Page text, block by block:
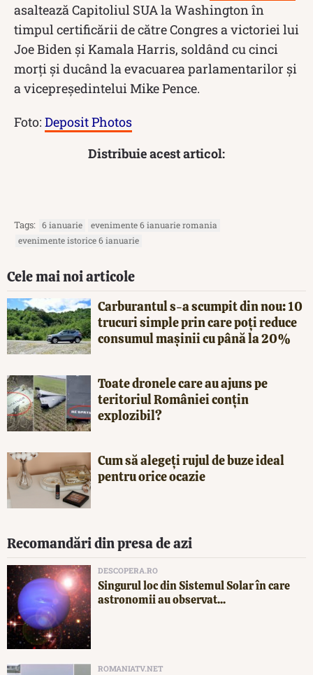
asaltează Capitoliul SUA la Washington în
timpul certificării de către Congres a victoriei lui
Joe Biden și Kamala Harris, soldând cu cinci
morți și ducând la evacuarea parlamentarilor și
a vicepreședintelui Mike Pence.
Foto: Deposit Photos
Distribuie acest articol:
Tags: 6 ianuarie
evenimente 6 ianuarie romania
evenimente istorice 6 ianuarie
Cele mai noi articole
Carburantul s-a scumpit din nou: 10
trucuri simple prin care poți reduce
consumul mașinii cu până la 20%
Toate dronele care au ajuns pe
teritoriul României conțin
explozibil?
Cum să alegeți rujul de buze ideal
pentru orice ocazie
Recomandări din presa de azi
DESCOPERA.RO
Singurul loc din Sistemul Solar în care
astronomii au observat...
ROMANIATV.NET